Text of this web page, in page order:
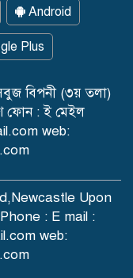
Android
Plus
বিপনী (৩য় তলা)
ফোন : ই মেইল
web:
Upon
: E mail :
web: